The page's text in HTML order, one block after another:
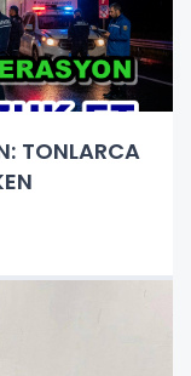
TONLARCA